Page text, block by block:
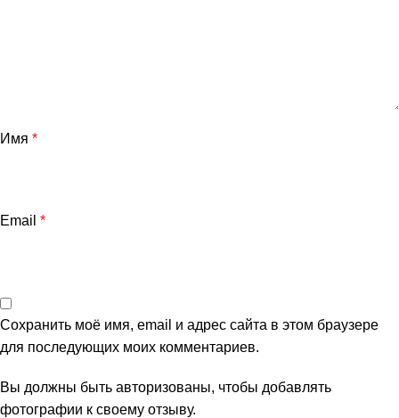
Имя *
Email *
Сохранить моё имя, email и адрес сайта в этом браузере
для последующих моих комментариев.
Вы должны быть авторизованы, чтобы добавлять
фотографии к своему отзыву.